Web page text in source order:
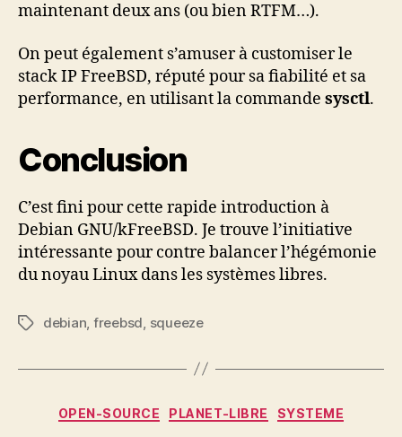
maintenant deux ans (ou bien RTFM…).
On peut également s’amuser à customiser le
stack IP FreeBSD, réputé pour sa fiabilité et sa
performance, en utilisant la commande sysctl.
Conclusion
C’est fini pour cette rapide introduction à
Debian GNU/kFreeBSD. Je trouve l’initiative
intéressante pour contre balancer l’hégémonie
du noyau Linux dans les systèmes libres.
Étiquettes
debian freebsd squeeze
Catégories
OPEN-SOURCE PLANET-LIBRE SYSTEME